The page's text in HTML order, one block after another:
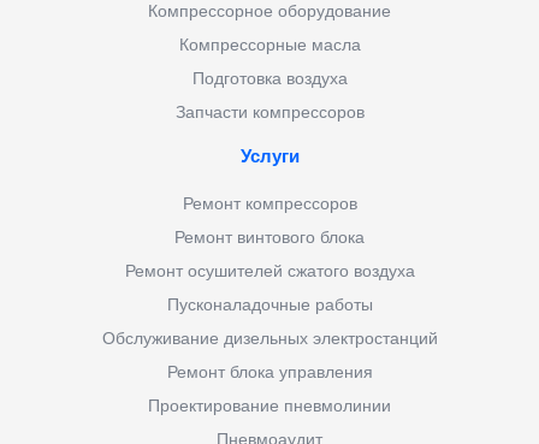
Компрессорное оборудование
Компрессорные масла
Подготовка воздуха
Запчасти компрессоров
Услуги
Ремонт компрессоров
Ремонт винтового блока
Ремонт осушителей сжатого воздуха
Пусконаладочные работы
Обслуживание дизельных электростанций
Ремонт блока управления
Проектирование пневмолинии
Пневмоаудит